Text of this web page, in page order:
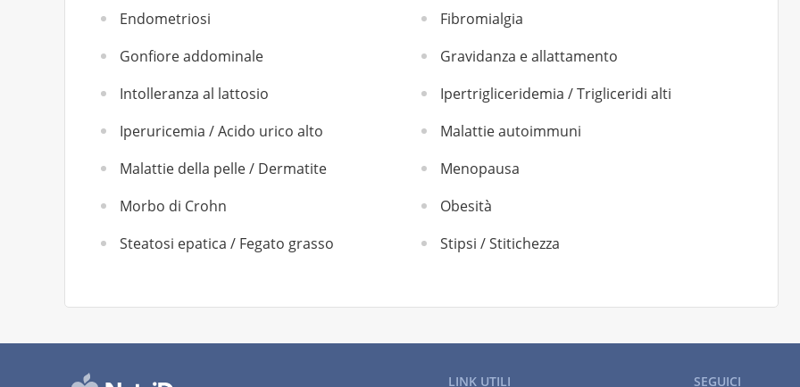
Endometriosi
Fibromialgia
Gonfiore addominale
Gravidanza e allattamento
Intolleranza al lattosio
Ipertrigliceridemia / Trigliceridi alti
Iperuricemia / Acido urico alto
Malattie autoimmuni
Malattie della pelle / Dermatite
Menopausa
Morbo di Crohn
Obesità
Steatosi epatica / Fegato grasso
Stipsi / Stitichezza
LINK UTILI SEGUICI